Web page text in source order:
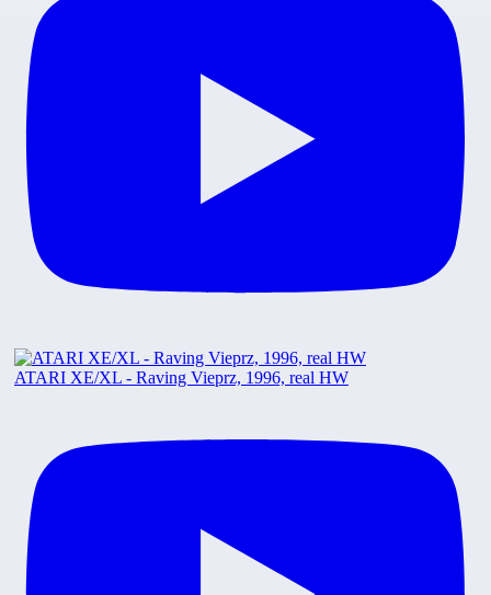
ATARI XE/XL - Raving Vieprz, 1996, real HW